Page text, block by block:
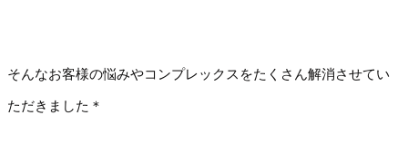
そんなお客様の悩みやコンプレックスをたくさん解消させてい
ただきました＊